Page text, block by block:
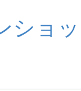
ショッ